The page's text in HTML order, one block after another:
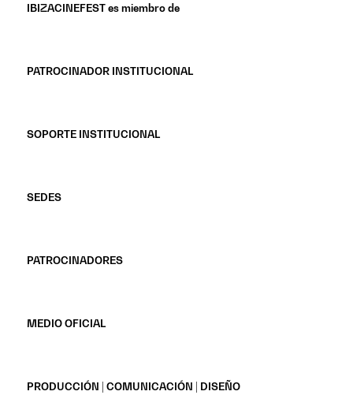
IBIZACINEFEST es miembro de
PATROCINADOR INSTITUCIONAL
SOPORTE INSTITUCIONAL
SEDES
PATROCINADORES
MEDIO OFICIAL
PRODUCCIÓN | COMUNICACIÓN | DISEÑO